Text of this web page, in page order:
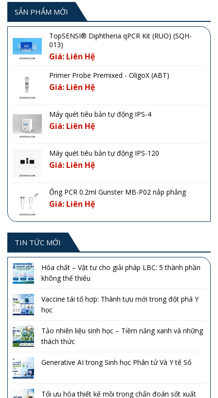
SẢN PHẨM MỚI
TopSENSI® Diphtheria qPCR Kit (RUO) (SQH-
013)
Giá: Liên Hệ
Primer Probe Premixed - OligoX (ABT)
Giá: Liên Hệ
Máy quét tiêu bản tự động IPS-4
Giá: Liên Hệ
Máy quét tiêu bản tự động IPS-120
Giá: Liên Hệ
Ống PCR 0.2ml Gunster MB-P02 nắp phẳng
Giá: Liên Hệ
TIN TỨC MỚI
Hóa chất – Vật tư cho giải pháp LBC: 5 thành phần
không thể thiếu
Vaccine tái tổ hợp: Thành tựu mới trong đột phá Y
học
Tảo nhiên liệu sinh học – Tiềm năng xanh và những
thách thức
Generative AI trong Sinh học Phân tử Và Y tế Số
Tối ưu hóa thiết kế mồi trong chẩn đoán sốt xuất